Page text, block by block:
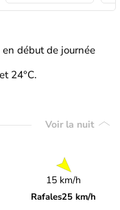
début de journée
24°C.
Voir la nuit
15 km/h
Rafales25 km/h